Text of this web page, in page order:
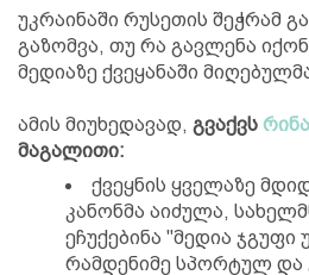
უკრაინაში რუსეთის შეჭრამ
გაზომვა, თუ რა გავლენა
მედიაზე ქვეყანაში
ამის მიუხედავად, გვაქვს
მაგალითი:
ქვეყნის ყველაზე
კანონმა აიძულა,
ეჩუქებინა "მედია
რამდენიმე სპორტულ და